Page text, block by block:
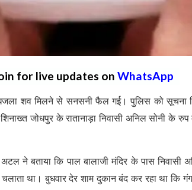
for live updates on WhatsApp
शव मिलने से सनसनी फैल गई। पुलिस को सूचना
जोधपुर के रातानाड़ा निवासी अनिल सोनी के
ने बताया कि पाल बालाजी मंदिर के पास निवासी
था। बुधवार देर शाम दुकान बंद कर रहा था कि